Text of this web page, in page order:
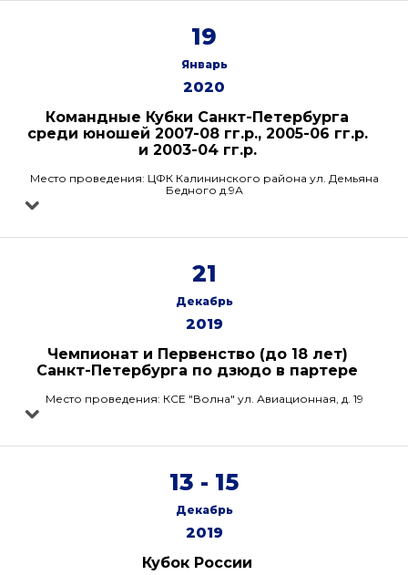
19
Январь
2020
Командные Кубки Санкт-Петербурга
среди юношей 2007-08 гг.р., 2005-06 гг.р.
и 2003-04 гг.р.
Место проведения: ЦФК Калининского района ул. Демьяна
Бедного д.9А
21
Декабрь
2019
Чемпионат и Первенство (до 18 лет)
Санкт-Петербурга по дзюдо в партере
Место проведения: КСЕ "Волна" ул. Авиационная, д. 19
13 - 15
Декабрь
2019
Кубок России